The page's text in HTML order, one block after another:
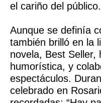
el cariño del público.
Aunque se definía
también brilló en la
novela, Best Seller,
humorística, y
espectáculos.
celebrado en